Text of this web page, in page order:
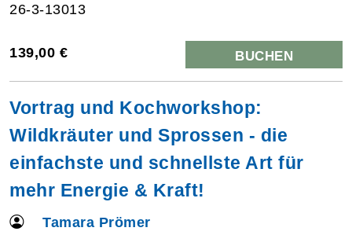
26-3-13013
139,00 € BUCHEN
Vortrag und Kochworkshop:
Wildkräuter und Sprossen - die
einfachste und schnellste Art für
mehr Energie & Kraft!
Tamara Prömer